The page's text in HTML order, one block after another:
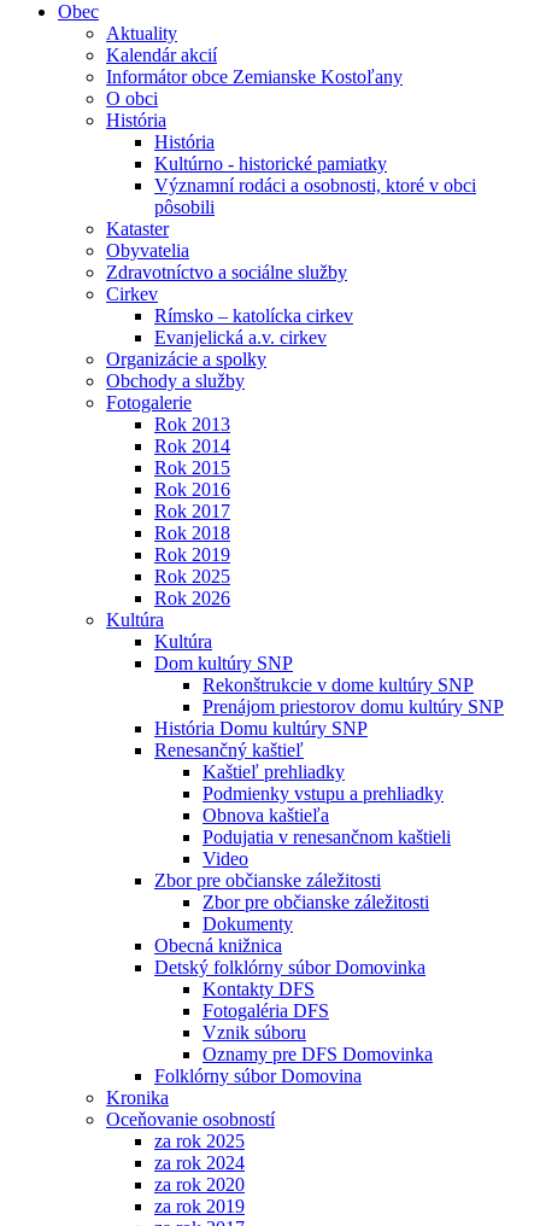
Obec
Aktuality
Kalendár akcií
Informátor obce Zemianske Kostoľany
O obci
História
História
Kultúrno - historické pamiatky
Významní rodáci a osobnosti, ktoré v obci
pôsobili
Kataster
Obyvatelia
Zdravotníctvo a sociálne služby
Cirkev
Rímsko – katolícka cirkev
Evanjelická a.v. cirkev
Organizácie a spolky
Obchody a služby
Fotogalerie
Rok 2013
Rok 2014
Rok 2015
Rok 2016
Rok 2017
Rok 2018
Rok 2019
Rok 2025
Rok 2026
Kultúra
Kultúra
Dom kultúry SNP
Rekonštrukcie v dome kultúry SNP
Prenájom priestorov domu kultúry SNP
História Domu kultúry SNP
Renesančný kaštieľ
Kaštieľ prehliadky
Podmienky vstupu a prehliadky
Obnova kaštieľa
Podujatia v renesančnom kaštieli
Video
Zbor pre občianske záležitosti
Zbor pre občianske záležitosti
Dokumenty
Obecná knižnica
Detský folklórny súbor Domovinka
Kontakty DFS
Fotogaléria DFS
Vznik súboru
Oznamy pre DFS Domovinka
Folklórny súbor Domovina
Kronika
Oceňovanie osobností
za rok 2025
za rok 2024
za rok 2020
za rok 2019